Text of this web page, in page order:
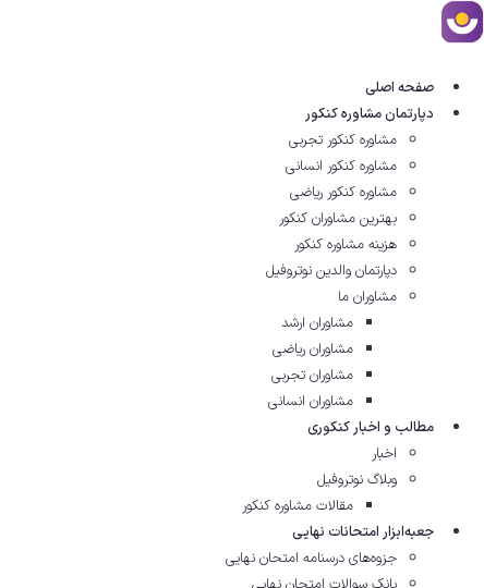
پرش
به
صفحه اصلی
دپارتمان مشاوره کنکور
مشاوره کنکور تجربی
مشاوره کنکور انسانی
مشاوره کنکور ریاضی
بهترین مشاوران کنکور
هزینه مشاوره کنکور
دپارتمان والدین نوتروفیل
مشاوران ما
مشاوران ارشد
مشاوران ریاضی
مشاوران تجربی
مشاوران انسانی
مطالب و اخبار کنکوری
اخبار
وبلاگ نوتروفیل
مقالات مشاوره‌ کنکور
جعبه‌ابزار امتحانات نهایی
جزوه‌های درسنامه امتحان نهایی